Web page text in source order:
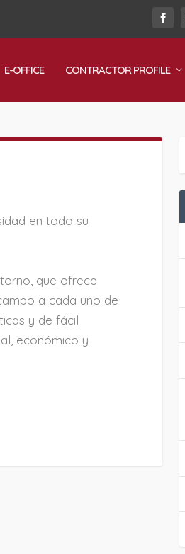
E-OFFICE CONTRACTOR PROFILE
en todo su
que ofrece
a cada uno de
y de fácil
económico y